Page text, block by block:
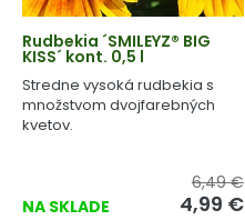
Rudbekia ´SMILEYZ® BIG
KISS´ kont. 0,5 l
Stredne vysoká rudbekia s
množstvom dvojfarebných
kvetov.
NA SKLADE
6,49 €
4,99 €